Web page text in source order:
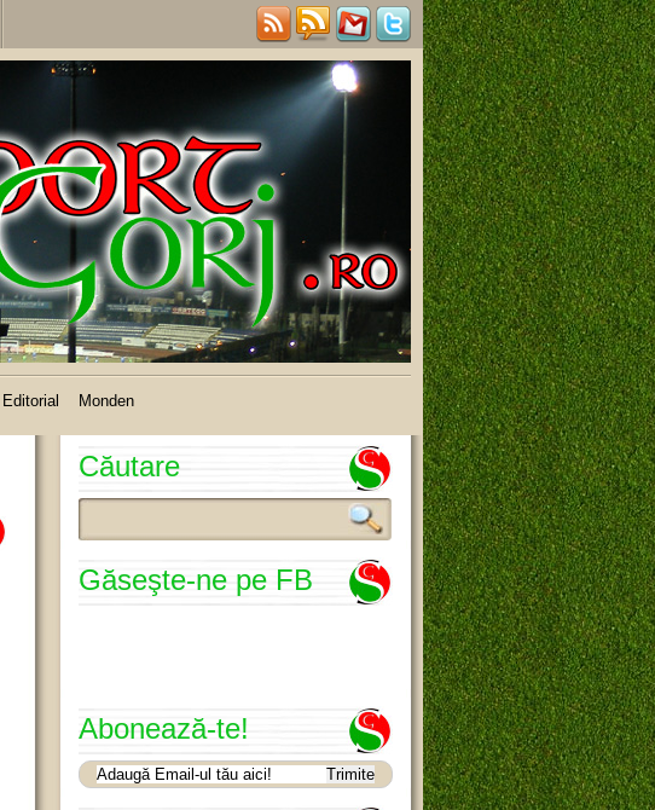
Editorial Monden
Căutare
Găseşte-ne pe FB
Abonează-te!